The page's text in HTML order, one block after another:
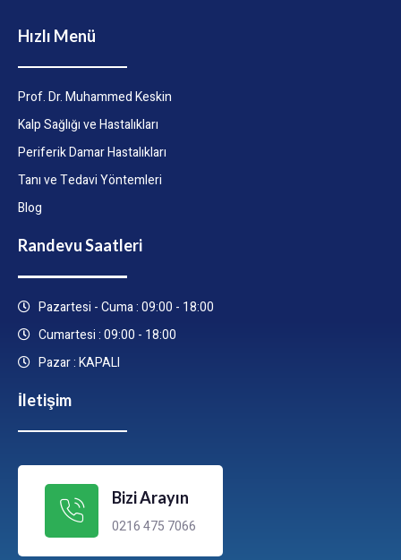
Hızlı Menü
Prof. Dr. Muhammed Keskin
Kalp Sağlığı ve Hastalıkları
Periferik Damar Hastalıkları
Tanı ve Tedavi Yöntemleri
Blog
Randevu Saatleri
Pazartesi - Cuma : 09:00 - 18:00
Cumartesi : 09:00 - 18:00
Pazar : KAPALI
İletişim
Bizi Arayın
0216 475 7066